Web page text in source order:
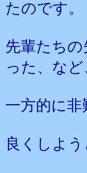
たのです。
先輩たち
った、など
一方的に
良くしよ